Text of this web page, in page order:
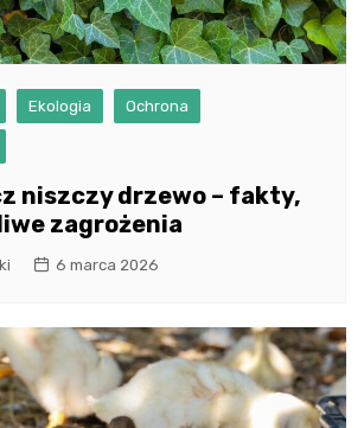
Ekologia Ochrona
niszczy drzewo – fakty,
zagrożenia
6 marca 2026